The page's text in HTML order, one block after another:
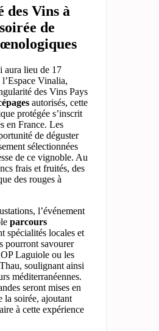
des Vins à
de
aura lieu de 17
l’Espace Vinalia,
des Vins Pays
autorisés, cette
protégée s’inscrit
en France. Les
de déguster
sélectionnées
de ce vignoble. Au
frais et fruités, des
des rouges à
l’événement
parcours
spécialités locales et
pourront savourer
Laguiole ou les
soulignant ainsi
méditerranéennes.
seront mises en
la soirée, ajoutant
à cette expérience